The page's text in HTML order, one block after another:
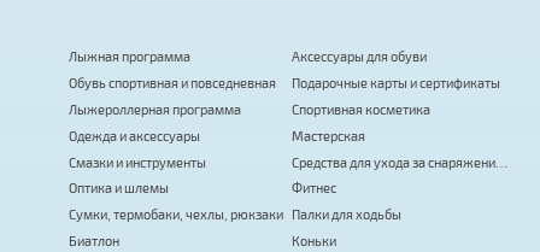
Лыжная программа
Обувь спортивная и повседневная
Лыжероллерная программа
Одежда и аксессуары
Смазки и инструменты
Оптика и шлемы
Сумки, термобаки, чехлы, рюкзаки
Биатлон
Аксессуары для обуви
Подарочные карты и сертификаты
Спортивная косметика
Мастерская
Средства для ухода за снаряжением
Фитнес
Палки для ходьбы
Коньки